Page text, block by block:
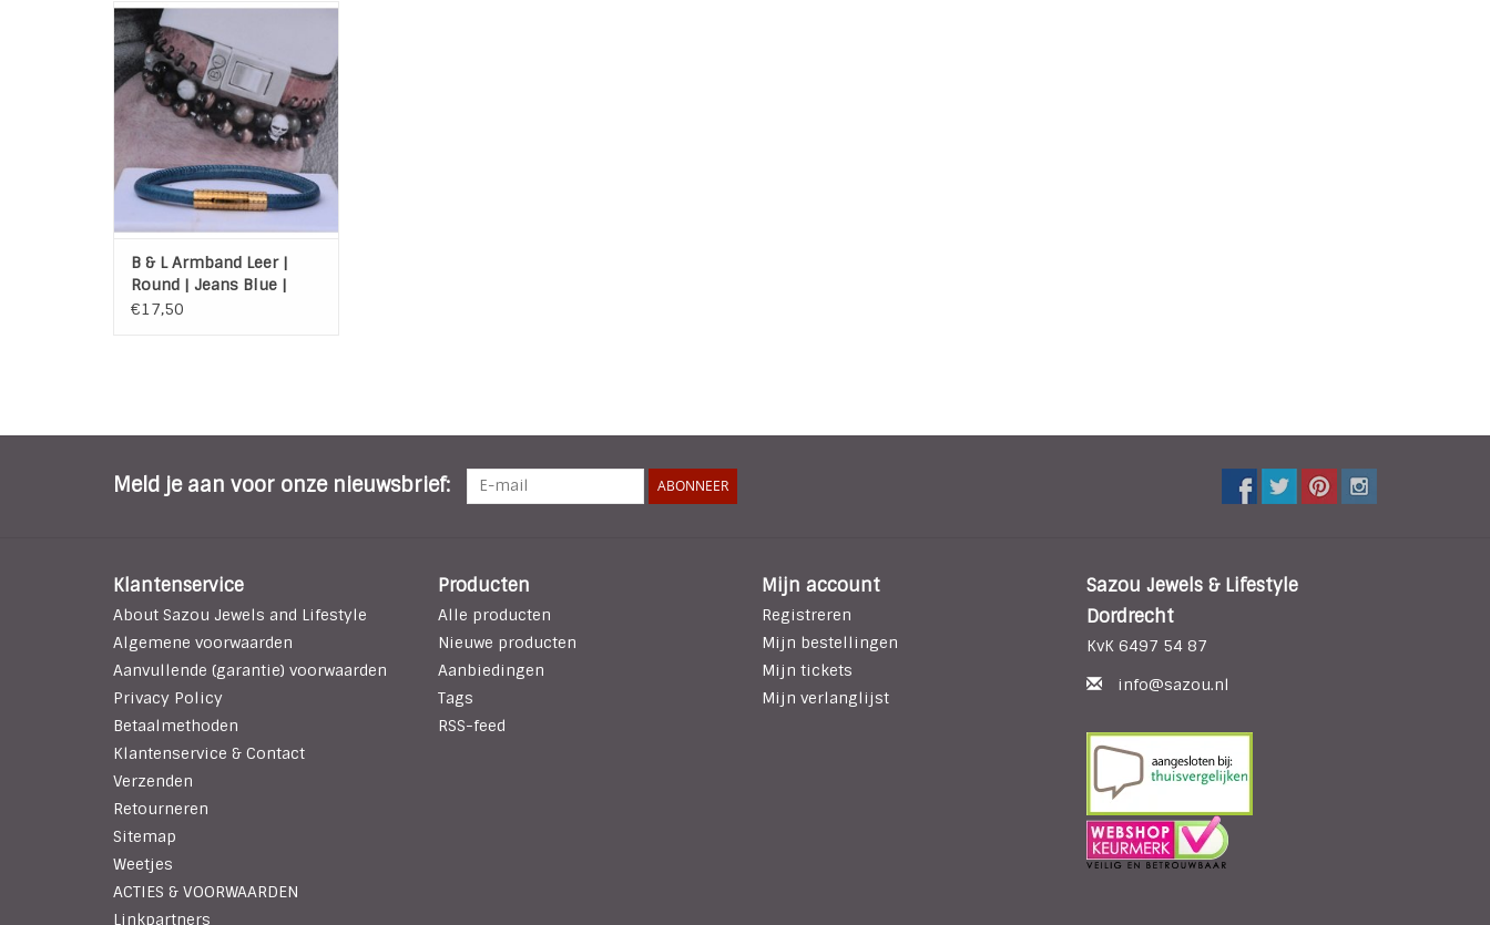
Mooie smalle lederen armband
Jeans Blue van het merk B & L
Steel & Leather
Maat: 22 cm
Doorsnee band: 0,7 cm
TOEVOEGEN AAN WINKELWAGEN
B & L Armband Leer |
Round | Jeans Blue |
Gold Steel | BL99847
€17,50
Meld je aan voor onze nieuwsbrief: ABONNEER
Klantenservice
About Sazou Jewels and Lifestyle
Algemene voorwaarden
Aanvullende (garantie) voorwaarden
Privacy Policy
Betaalmethoden
Klantenservice & Contact
Verzenden
Retourneren
Sitemap
Weetjes
ACTIES & VOORWAARDEN
Linkpartners
Producten
Alle producten
Nieuwe producten
Aanbiedingen
Tags
RSS-feed
Mijn account
Registreren
Mijn bestellingen
Mijn tickets
Mijn verlanglijst
Sazou Jewels & Lifestyle
Dordrecht
KvK 6497 54 87
info@sazou.nl